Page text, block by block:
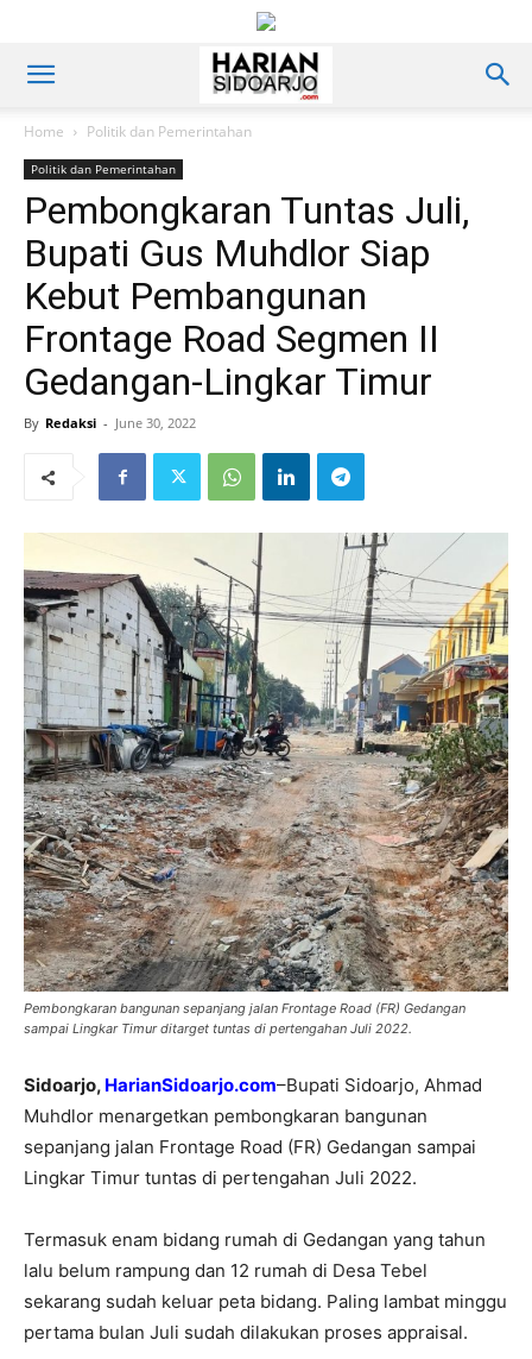
Home Politik dan Pemerintahan
Politik dan Pemerintahan
Pembongkaran Tuntas Juli,
Bupati Gus Muhdlor Siap
Kebut Pembangunan
Frontage Road Segmen II
Gedangan-Lingkar Timur
By Redaksi - June 30, 2022
Pembongkaran bangunan sepanjang jalan Frontage Road (FR) Gedangan
sampai Lingkar Timur ditarget tuntas di pertengahan Juli 2022.
Sidoarjo, HarianSidoarjo.com–Bupati Sidoarjo, Ahmad
Muhdlor menargetkan pembongkaran bangunan
sepanjang jalan Frontage Road (FR) Gedangan sampai
Lingkar Timur tuntas di pertengahan Juli 2022.
Termasuk enam bidang rumah di Gedangan yang tahun
lalu belum rampung dan 12 rumah di Desa Tebel
sekarang sudah keluar peta bidang. Paling lambat minggu
pertama bulan Juli sudah dilakukan proses appraisal.